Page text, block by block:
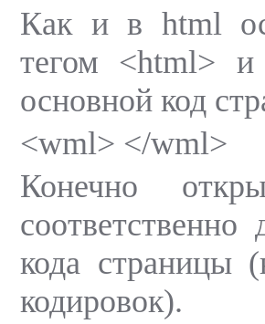
Как и в html
тегом <html> и
основной код
<wml> </wml>
Конечно
кода страницы
кодировок).